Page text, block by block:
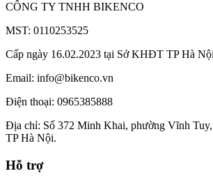
CÔNG TY TNHH BIKENCO
MST: 0110253525
Cấp ngày 16.02.2023 tại Sở KHĐT TP Hà Nội
Email: info@bikenco.vn
Điện thoại: 0965385888
Địa chỉ: Số 372 Minh Khai, phường Vĩnh
TP Hà Nội.
Hỗ trợ